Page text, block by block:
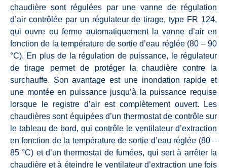
chaudière sont régulées par une vanne de régulation
d’air contrôlée par un régulateur de tirage, type FR 124,
qui ouvre ou ferme automatiquement la vanne d’air en
fonction de la température de sortie d’eau réglée (80 – 90
°C). En plus de la régulation de puissance, le régulateur
de tirage permet de protéger la chaudière contre la
surchauffe. Son avantage est une inondation rapide et
une montée en puissance jusqu’à la puissance requise
lorsque le registre d’air est complètement ouvert. Les
chaudières sont équipées d’un thermostat de contrôle sur
le tableau de bord, qui contrôle le ventilateur d’extraction
en fonction de la température de sortie d’eau réglée (80 –
85 °C) et d’un thermostat de fumées, qui sert à arrêter la
chaudière et à éteindre le ventilateur d’extraction une fois